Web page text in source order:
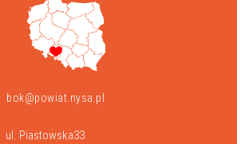
bok@powiat.nysa.pl
ul. Piastowska33